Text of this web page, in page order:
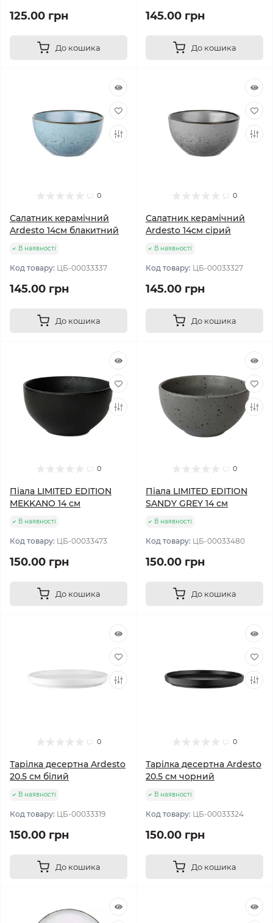
125.00 грн
До кошика
145.00 грн
До кошика
0
Салатник керамічний
Ardesto 14см блакитний
В наявності
Код товару: ЦБ-00033337
145.00 грн
До кошика
0
Салатник керамічний
Ardesto 14см сірий
В наявності
Код товару: ЦБ-00033327
145.00 грн
До кошика
0
Піала LIMITED EDITION
MEKKANO 14 см
В наявності
Код товару: ЦБ-00033473
150.00 грн
До кошика
0
Піала LIMITED EDITION
SANDY GREY 14 см
В наявності
Код товару: ЦБ-00033480
150.00 грн
До кошика
0
Тарілка десертна Ardesto
20.5 см білий
В наявності
Код товару: ЦБ-00033319
150.00 грн
До кошика
0
Тарілка десертна Ardestо
20.5 см чорний
В наявності
Код товару: ЦБ-00033324
150.00 грн
До кошика